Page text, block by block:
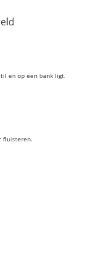
en op een bank ligt.
fluisteren.